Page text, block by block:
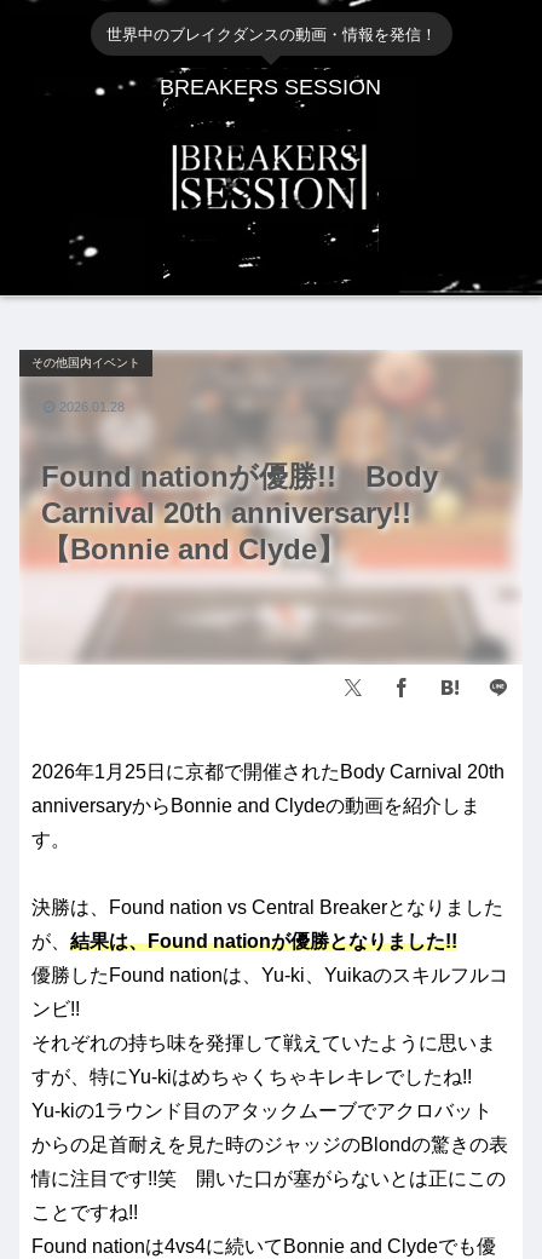
世界中のブレイクダンスの動画・情報を発信！
BREAKERS SESSION
Found nationが優勝!! Body
Carnival 20th anniversary!!
【Bonnie and Clyde】
その他国内イベント
2026.01.28
2026年1月25日に京都で開催されたBody Carnival 20th
anniversaryからBonnie and Clydeの動画を紹介しま
す。
決勝は、Found nation vs Central Breakerとなりました
が、 結果は、Found nationが優勝となりました!!
優勝したFound nationは、Yu-ki、Yuikaのスキルフルコ
ンビ!!
それぞれの持ち味を発揮して戦えていたように思いま
すが、特にYu-kiはめちゃくちゃキレキレでしたね!!
Yu-kiの1ラウンド目のアタックムーブでアクロバット
からの足首耐えを見た時のジャッジのBlondの驚きの表
情に注目です!!笑 開いた口が塞がらないとは正にこの
ことですね!!
Found nationは4vs4に続いてBonnie and Clydeでも優